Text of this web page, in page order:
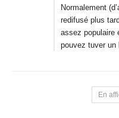
Normalement
redifusé plus
assez populaire
pouvez tuver un
En